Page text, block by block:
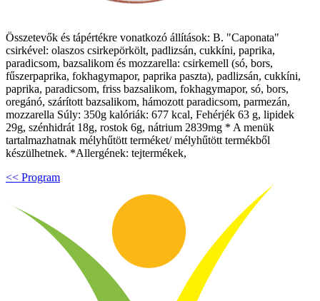
Összetevők és tápértékre vonatkozó állítások: B. "Caponata"
csirkével: olaszos csirkepörkölt, padlizsán, cukkíni, paprika,
paradicsom, bazsalikom és mozzarella: csirkemell (só, bors,
fűszerpaprika, fokhagymapor, paprika paszta), padlizsán, cukkíni,
paprika, paradicsom, friss bazsalikom, fokhagymapor, só, bors,
oregánó, szárított bazsalikom, hámozott paradicsom, parmezán,
mozzarella Súly: 350g kalóriák: 677 kcal, Fehérjék 63 g, lipidek
29g, szénhidrát 18g, rostok 6g, nátrium 2839mg * A menük
tartalmazhatnak mélyhűtött terméket/ mélyhűtött termékből
készülhetnek. *Allergének: tejtermékek,
<< Program